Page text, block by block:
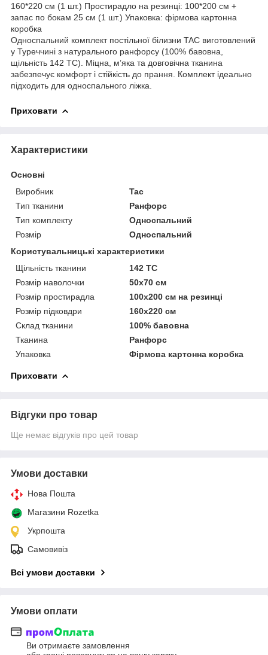
160*220 см (1 шт.) Простирадло на резинці: 100*200 см +
запас по бокам 25 см (1 шт.) Упаковка: фірмова картонна
коробка
Односпальний комплект постільної білизни TAC виготовлений
у Туреччині з натурального ранфорсу (100% бавовна,
щільність 142 TC). Міцна, м’яка та довговічна тканина
забезпечує комфорт і стійкість до прання. Комплект ідеально
підходить для односпального ліжка.
Приховати
Характеристики
Основні
Виробник
Tac
Тип тканини
Ранфорс
Тип комплекту
Односпальний
Розмір
Односпальний
Користувальницькі характеристики
Щільність тканини
142 TC
Розмір наволочки
50х70 см
Розмір простирадла
100х200 см на резинці
Розмір підковдри
160х220 см
Склад тканини
100% бавовна
Тканина
Ранфорс
Упаковка
Фірмова картонна коробка
Приховати
Відгуки про товар
Ще немає відгуків про цей товар
Умови доставки
Нова Пошта
Магазини Rozetka
Укрпошта
Самовивіз
Всі умови доставки
Умови оплати
Ви отримаєте замовлення